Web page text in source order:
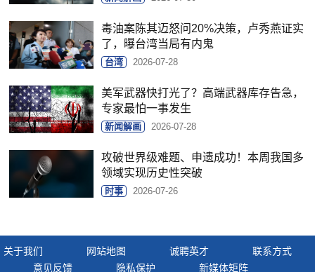
毒油案陈其迈怒问20%决策，卢秀燕证实
了，曝台湾当局有内鬼
台湾 2026-07-28
美军武器快打光了？高端武器库存告急，
专家最怕一事发生
新闻解画 2026-07-28
攻破世界级难题、申遗成功！本周我国多
领域实现历史性突破
时事 2026-07-26
关于我们 网站地图 诚聘英才
联系方式
意见反馈
隐私保护 新媒体矩阵